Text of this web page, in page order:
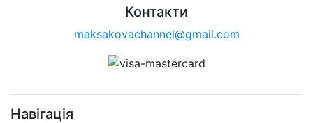
Контакти
maksakovachannel@gmail.com
Навігація